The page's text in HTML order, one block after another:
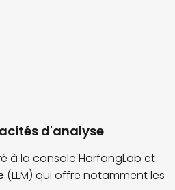
d'analyse
à la console HarfangLab et
(LLM) qui offre notamment les